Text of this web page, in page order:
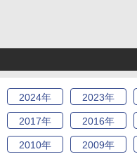
2024年 2023年
2017年 2016年
2010年 2009年